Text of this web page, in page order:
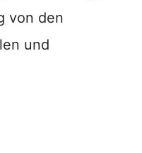
von den
und